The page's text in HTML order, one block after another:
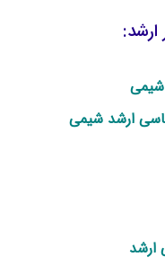
ارشد:
ارشد شیمی
ارشد